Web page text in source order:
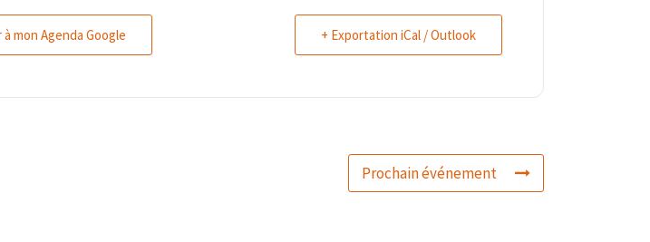
mon Agenda Google + Exportation iCal / Outlook
Prochain événement